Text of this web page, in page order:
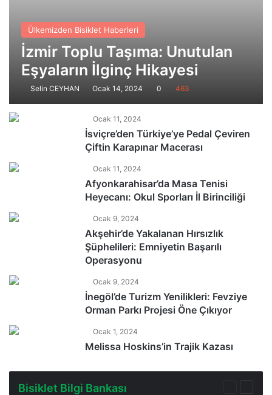
Ülkemizden Bisiklet Haberleri
İzmir Toplu Taşıma: Unutulan
Eşyaların İlginç Hikayesi
Selin CEYHAN Ocak 14, 2024 0 463
Ocak 11, 2024
İsviçre’den Türkiye’ye Pedal Çeviren
Çiftin Karapınar Macerası
Ocak 11, 2024
Afyonkarahisar’da Masa Tenisi
Heyecanı: Okul Sporları İl Birinciliği
Ocak 9, 2024
Akşehir’de Yakalanan Hırsızlık
Şüphelileri: Emniyetin Başarılı
Operasyonu
Ocak 9, 2024
İnegöl’de Turizm Yenilikleri: Fevziye
Orman Parkı Projesi Öne Çıkıyor
Ocak 1, 2024
Melissa Hoskins’in Trajik Kazası
Bisiklet Bilgi Bankası